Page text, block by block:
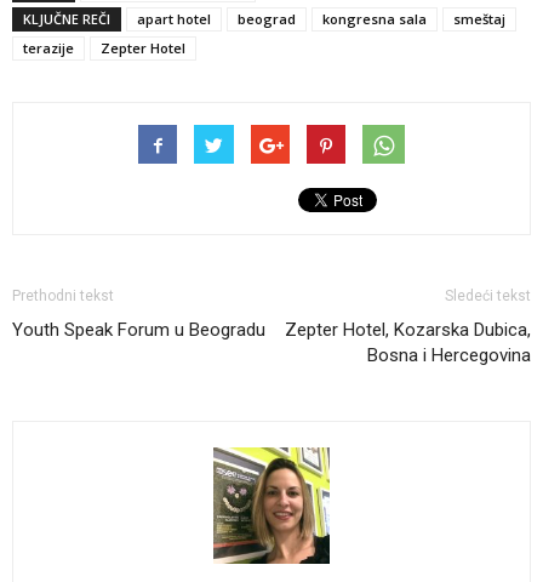
KLJUČNE REČI
apart hotel beograd kongresna sala
smeštaj
terazije
Zepter Hotel
Prethodni tekst
Youth Speak Forum u Beogradu
Sledeći tekst
Zepter Hotel, Kozarska Dubica,
Bosna i Hercegovina